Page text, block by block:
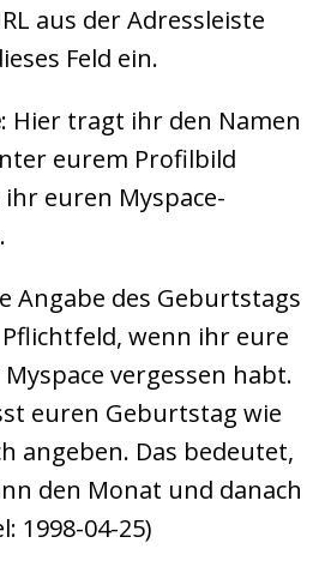
aus der Adressleiste
Feld ein.
: Hier tragt ihr den Namen
eurem Profilbild
euren Myspace-
Angabe des Geburtstags
wenn ihr eure
vergessen habt.
euren Geburtstag wie
angeben. Das bedeutet,
den Monat und danach
1998-04-25)